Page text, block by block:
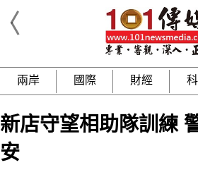
兩岸 國際 財經
新店守望相助隊訓練
安